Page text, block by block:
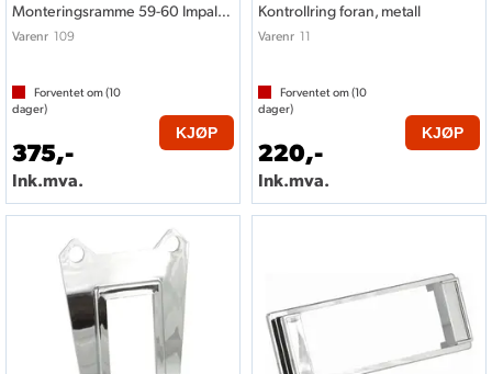
Monteringsramme 59-60 Impala style
Varenr 109
Forventet om (10
dager)
375,-
Ink.mva.
KJØP
Kontrollring foran, metall
Varenr 11
Forventet om (10
dager)
220,-
Ink.mva.
KJØP